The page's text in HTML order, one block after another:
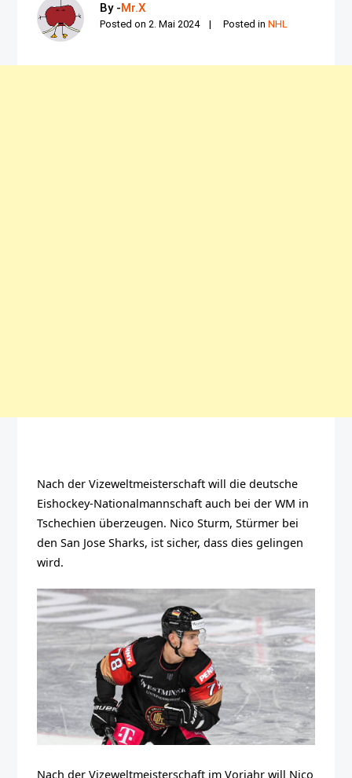
By -Mr.X
Posted on2. Mai 2024 Posted inNHL
Nach der Vizeweltmeisterschaft will die deutsche
Eishockey-Nationalmannschaft auch bei der WM in
Tschechien überzeugen. Nico Sturm, Stürmer bei
den San Jose Sharks, ist sicher, dass dies gelingen
wird.
Nach der Vizeweltmeisterschaft im Vorjahr will Nico